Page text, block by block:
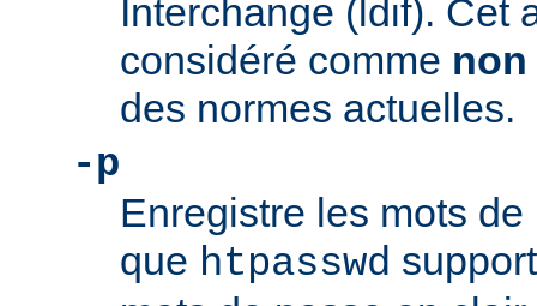
Interchange (ldif). Cet
considéré comme
des normes actuelles.
-p
Enregistre les mots
que htpasswd